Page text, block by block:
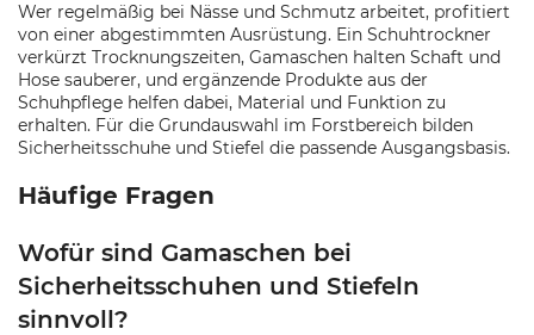
Wer regelmäßig bei Nässe und Schmutz arbeitet, profitiert
von einer abgestimmten Ausrüstung. Ein Schuhtrockner
verkürzt Trocknungszeiten, Gamaschen halten Schaft und
Hose sauberer, und ergänzende Produkte aus der
Schuhpflege helfen dabei, Material und Funktion zu
erhalten. Für die Grundauswahl im Forstbereich bilden
Sicherheitsschuhe und Stiefel die passende Ausgangsbasis.
Häufige Fragen
Wofür sind Gamaschen bei
Sicherheitsschuhen und Stiefeln
sinnvoll?